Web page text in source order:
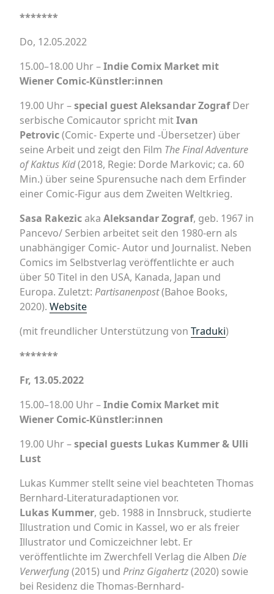
*******
Do, 12.05.2022
15.00–18.00 Uhr –Indie Comix Market mit
Wiener Comic-Künstler:innen
19.00 Uhr –special guest Aleksandar ZografDer
serbische Comicautor spricht mitIvan
Petrovic(Comic- Experte und -Übersetzer) über
seine Arbeit und zeigt den Film The Final Adventure
of Kaktus Kid(2018, Regie: Dorde Markovic; ca. 60
Min.) über seine Spurensuche nach dem Erfinder
einer Comic-Figur aus dem Zweiten Weltkrieg.
Sasa Rakezicaka Aleksandar Zograf, geb. 1967 in
Pancevo/ Serbien arbeitet seit den 1980-ern als
unabhängiger Comic- Autor und Journalist. Neben
Comics im Selbstverlag veröffentlichte er auch
über 50 Titel in den USA, Kanada, Japan und
Europa. Zuletzt: Partisanenpost(Bahoe Books,
2020). Website
(mit freundlicher Unterstützung von Traduki)
*******
Fr, 13.05.2022
15.00–18.00 Uhr –Indie Comix Market mit
Wiener Comic-Künstler:innen
19.00 Uhr–special guests Lukas Kummer & Ulli
Lust
Lukas Kummer stellt seine viel beachteten Thomas
Bernhard-Literaturadaptionen vor.
Lukas Kummer, geb. 1988 in Innsbruck, studierte
Illustration und Comic in Kassel, wo er als freier
Illustrator und Comiczeichner lebt. Er
veröffentlichte im Zwerchfell Verlag die Alben Die
Verwerfung(2015) und Prinz Gigahertz(2020) sowie
bei Residenz die Thomas-Bernhard-